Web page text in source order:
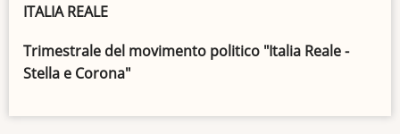
ITALIA REALE
Trimestrale del movimento politico "Italia Reale -
Stella e Corona"